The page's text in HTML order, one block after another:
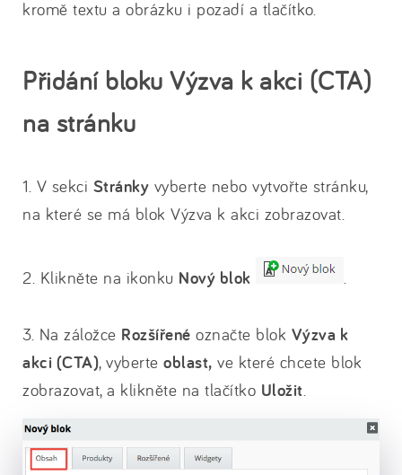
kromě textu a obrázku i pozadí a tlačítko.
Přidání bloku Výzva k akci (CTA)
na stránku
1. V sekci Stránky vyberte nebo vytvořte stránku,
na které se má blok Výzva k akci zobrazovat.
2. Klikněte na ikonku Nový blok .
3. Na záložce Rozšířené označte blok Výzva k
akci (CTA), vyberte oblast, ve které chcete blok
zobrazovat, a klikněte na tlačítko Uložit.